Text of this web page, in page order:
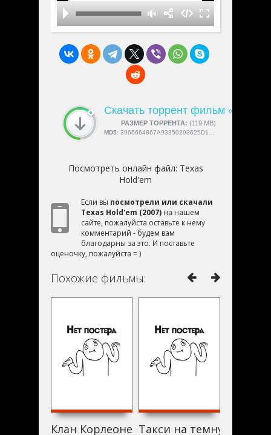
Скачать торрент фильм «Texas
РАЗМЕР ТОРРЕНТА: (119 MB)
СКАЧАЛИ:4189
MD5: 3966664867A93350293625D1F698F075
Посмотреть онлайн файл: Texas
Hold'em
Если вы посмотрели или скачали
Texas Hold'em (2007) на нашем
сайте, пожалуйста оставьте к нему
комментарий - будем вам
благодарны за это. И поставьте
оценочку, пожалуйста = )
Похожие фильмы:
Клан Корлеоне (2007)Такси на темную